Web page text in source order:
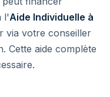
l'Aide Individuelle à
via votre conseiller
Cette aide complète